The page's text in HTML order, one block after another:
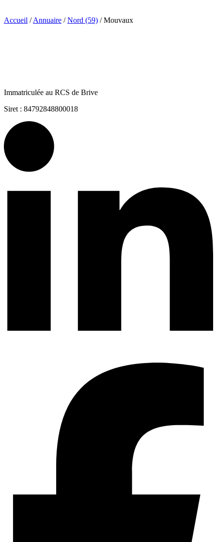
Accueil / Annuaire / Nord (59) / Mouvaux
Immatriculée au RCS de Brive
Siret : 84792848800018